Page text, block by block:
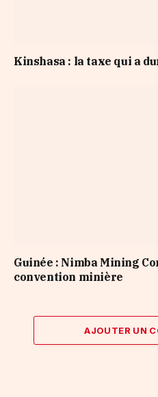
Kinshasa : la taxe qui a
Guinée : Nimba Mining
convention minière
AJOUTER UN